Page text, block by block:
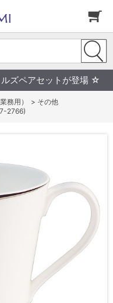
ズペアセットが登場 ☆
務用） > その他
2766)